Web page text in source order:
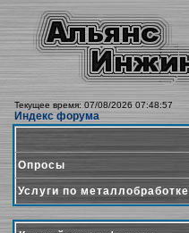
Текущее время: 07/08/2026 07:48:57
Индекс форума
Опросы
Услуги по металлобработке